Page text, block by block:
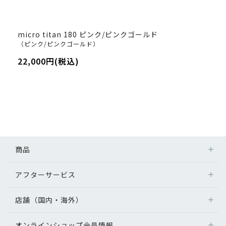
micro titan 180 ピンク/ピンクゴールド
（ピンク/ピンクゴールド）
22,000円(税込)
商品
アフターサービス
店舗（国内・海外）